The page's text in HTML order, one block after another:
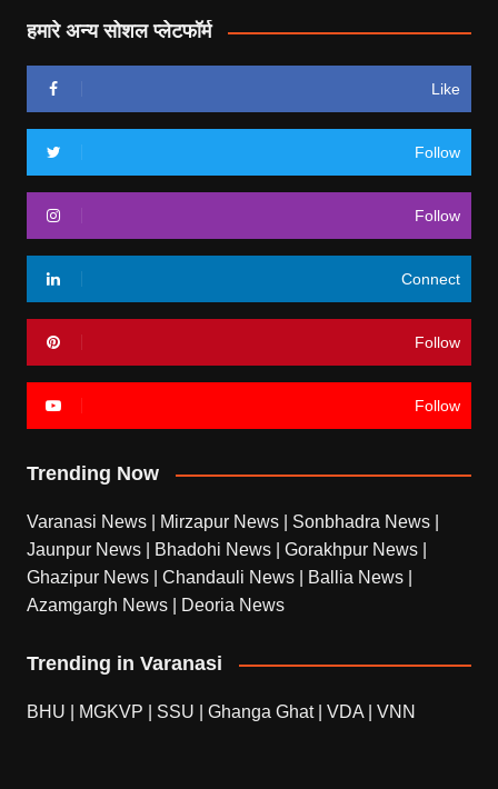
हमारे अन्य सोशल प्लेटफॉर्म
Like
Follow
Follow
Connect
Follow
Follow
Trending Now
Varanasi News Mirzapur News Sonbhadra News
Jaunpur News
Bhadohi News Gorakhpur News
Ghazipur News
Chandauli News Ballia News
Azamgargh News
Deoria News
Trending in Varanasi
BHU MGKVP SSU Ghanga Ghat| VDA VNN